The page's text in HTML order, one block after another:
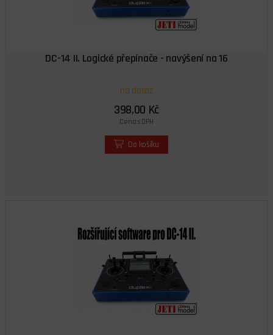
DC-14 II. Logické přepínače - navýšení na 16
na dotaz
398,00 Kč
Cena s DPH
Do košíku